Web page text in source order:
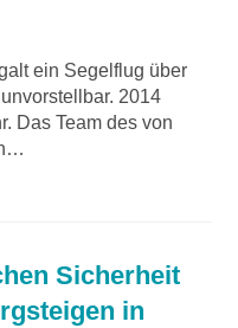
ein Segelflug über
2014
Das Team des von
Sicherheit
in